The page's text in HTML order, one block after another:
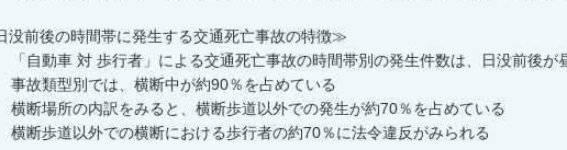
没前後の時間帯に発生する交通死亡事故の特徴≫
自動車 対 歩行者」による交通死亡事故の時間帯別の発生件数は、日没前後が
故類型別では、横断中が約90％を占めている
断場所の内訳をみると、横断歩道以外での発生が約70％を占めている
断歩道以外での横断における歩行者の約70％に法令違反がみられる